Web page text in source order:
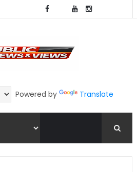
Powered by Translate